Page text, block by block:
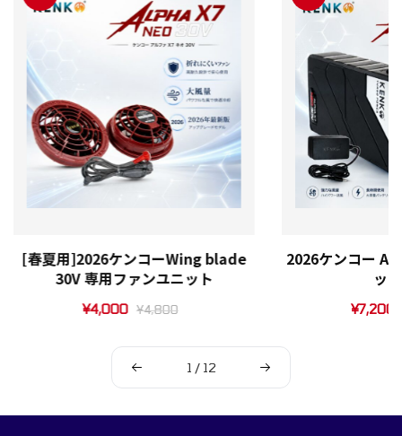
[春夏用]2026ケンコーWing blade
30V 専用ファンユニット
¥4,000 ¥4,800
2026ケンコー
ッ
¥7,200
1 / 12